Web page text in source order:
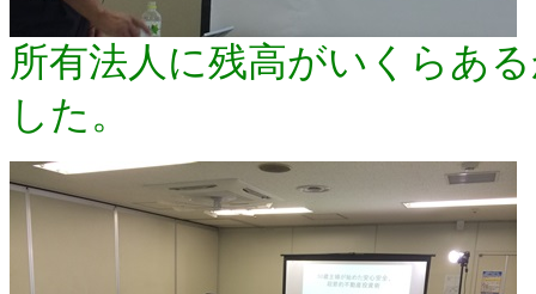
所有法人に残高がいくらあ
した。